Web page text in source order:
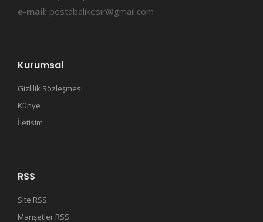
e-mail: postabalikesir@gmail.com
Kurumsal
Gizlilik Sözleşmesi
Künye
İletisim
RSS
Site RSS
Manşetler RSS